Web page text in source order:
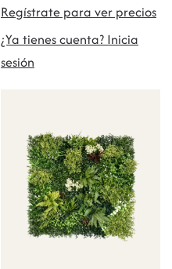
Regístrate para ver precios
¿Ya tienes cuenta? Inicia
sesión